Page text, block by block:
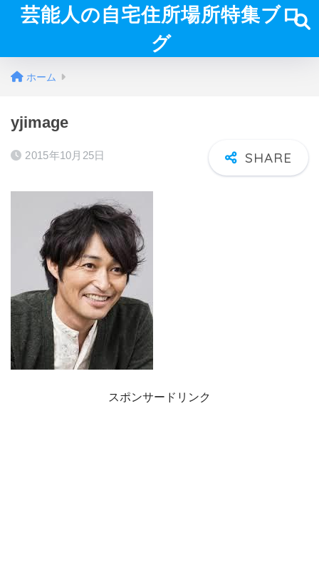
芸能人の自宅住所場所特集ブロ
グ
ホーム
yjimage
2015年10月25日
スポンサードリンク